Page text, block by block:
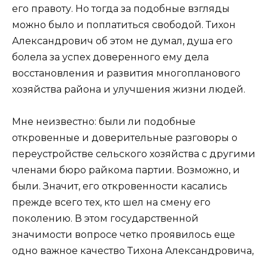
его правоту. Но тогда за подобные взгляды
можно было и поплатиться свободой. Тихон
Александрович об этом не думал, душа его
болела за успех доверенного ему дела
восстановления и развития многопланового
хозяйства района и улучшения жизни людей.
Мне неизвестно: были ли подобные
откровенные и доверительные разговоры о
переустройстве сельского хозяйства с другими
членами бюро райкома партии. Возможно, и
были. Значит, его откровенности касались
прежде всего тех, кто шел на смену его
поколению. В этом государственной
значимости вопросе четко проявилось еще
одно важное качество Тихона Александровича,